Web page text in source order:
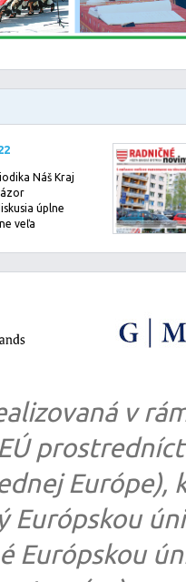
Náš Kraj
úplne
veľa
v
Európe),
Európskou
Európskou